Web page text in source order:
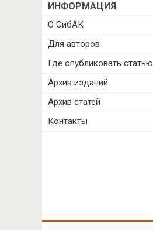
ИНФОРМАЦИЯ
О СибАК
Для авторов
Где опубликовать статью
Архив изданий
Архив статей
Контакты